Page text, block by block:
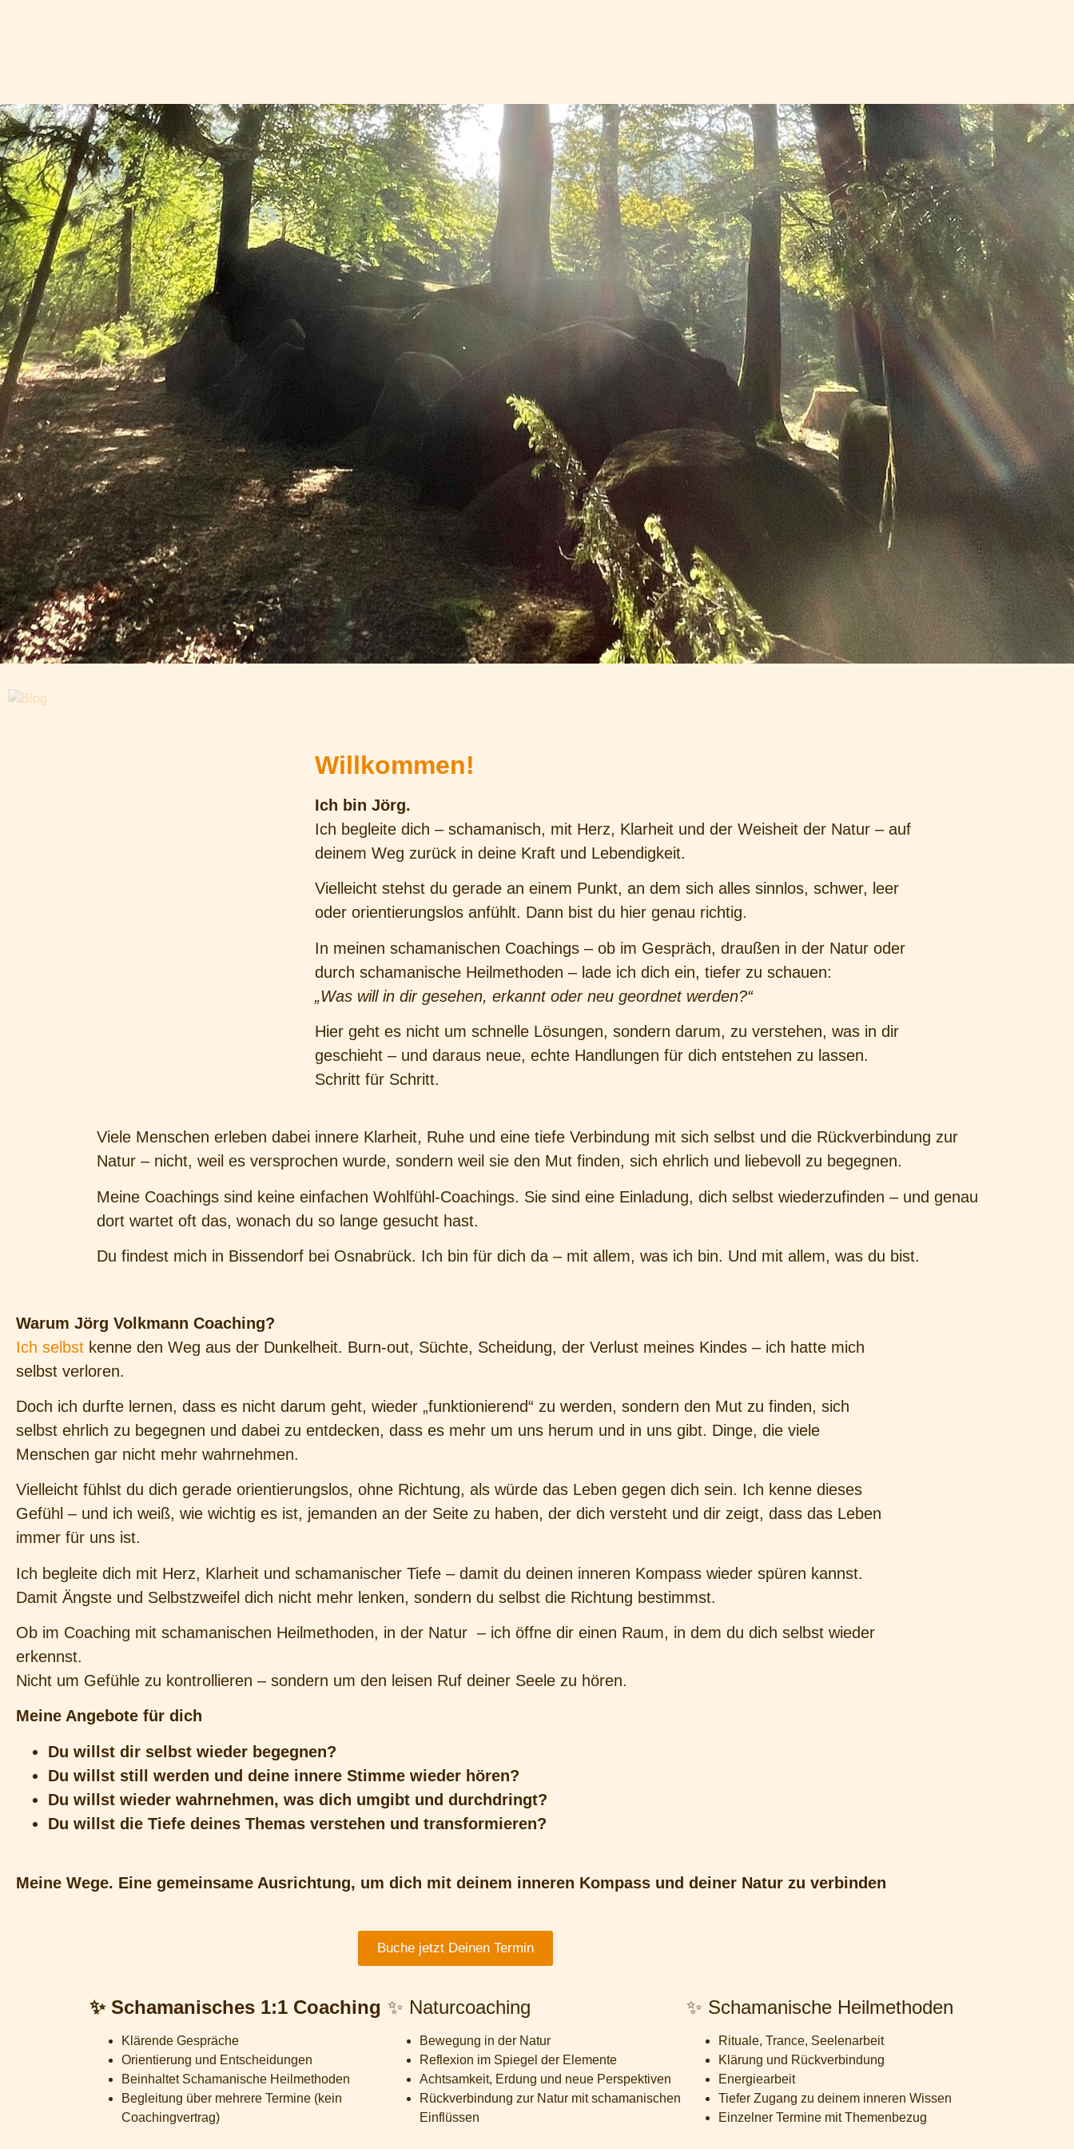
Willkommen!
Ich bin Jörg.
Ich begleite dich – schamanisch, mit Herz, Klarheit und der Weisheit der Natur – auf
deinem Weg zurück in deine Kraft und Lebendigkeit.
Vielleicht stehst du gerade an einem Punkt, an dem sich alles sinnlos, schwer, leer
oder orientierungslos anfühlt. Dann bist du hier genau richtig.
In meinen schamanischen Coachings – ob im Gespräch, draußen in der Natur oder
durch schamanische Heilmethoden – lade ich dich ein, tiefer zu schauen:
„Was will in dir gesehen, erkannt oder neu geordnet werden?“
Hier geht es nicht um schnelle Lösungen, sondern darum, zu verstehen, was in dir
geschieht – und daraus neue, echte Handlungen für dich entstehen zu lassen.
Schritt für Schritt.
Viele Menschen erleben dabei innere Klarheit, Ruhe und eine tiefe Verbindung mit sich selbst und die Rückverbindung zur
Natur – nicht, weil es versprochen wurde, sondern weil sie den Mut finden, sich ehrlich und liebevoll zu begegnen.
Meine Coachings sind keine einfachen Wohlfühl-Coachings. Sie sind eine Einladung, dich selbst wiederzufinden – und genau
dort wartet oft das, wonach du so lange gesucht hast.
Du findest mich in Bissendorf bei Osnabrück. Ich bin für dich da – mit allem, was ich bin. Und mit allem, was du bist.
Warum Jörg Volkmann Coaching?
Ich selbst kenne den Weg aus der Dunkelheit. Burn-out, Süchte, Scheidung, der Verlust meines Kindes – ich hatte mich
selbst verloren.
Doch ich durfte lernen, dass es nicht darum geht, wieder „funktionierend“ zu werden, sondern den Mut zu finden, sich
selbst ehrlich zu begegnen und dabei zu entdecken, dass es mehr um uns herum und in uns gibt. Dinge, die viele
Menschen gar nicht mehr wahrnehmen.
Vielleicht fühlst du dich gerade orientierungslos, ohne Richtung, als würde das Leben gegen dich sein. Ich kenne dieses
Gefühl – und ich weiß, wie wichtig es ist, jemanden an der Seite zu haben, der dich versteht und dir zeigt, dass das Leben
immer für uns ist.
Ich begleite dich mit Herz, Klarheit und schamanischer Tiefe – damit du deinen inneren Kompass wieder spüren kannst.
Damit Ängste und Selbstzweifel dich nicht mehr lenken, sondern du selbst die Richtung bestimmst.
Ob im Coaching mit schamanischen Heilmethoden, in der Natur – ich öffne dir einen Raum, in dem du dich selbst wieder
erkennst.
Nicht um Gefühle zu kontrollieren – sondern um den leisen Ruf deiner Seele zu hören.
Meine Angebote für dich
Du willst dir selbst wieder begegnen?
Du willst still werden und deine innere Stimme wieder hören?
Du willst wieder wahrnehmen, was dich umgibt und durchdringt?
Du willst die Tiefe deines Themas verstehen und transformieren?
Meine Wege. Eine gemeinsame Ausrichtung, um dich mit deinem inneren Kompass und deiner Natur zu verbinden
Buche jetzt Deinen Termin
✨ Schamanisches 1:1 Coaching
Klärende Gespräche
Orientierung und Entscheidungen
Beinhaltet Schamanische Heilmethoden
Begleitung über mehrere Termine (kein
Coachingvertrag)
✨ Naturcoaching
Bewegung in der Natur
Reflexion im Spiegel der Elemente
Achtsamkeit, Erdung und neue Perspektiven
Rückverbindung zur Natur mit schamanischen
Einflüssen
✨ Schamanische Heilmethoden
Rituale, Trance, Seelenarbeit
Klärung und Rückverbindung
Energiearbeit
Tiefer Zugang zu deinem inneren Wissen
Einzelner Termine mit Themenbezug